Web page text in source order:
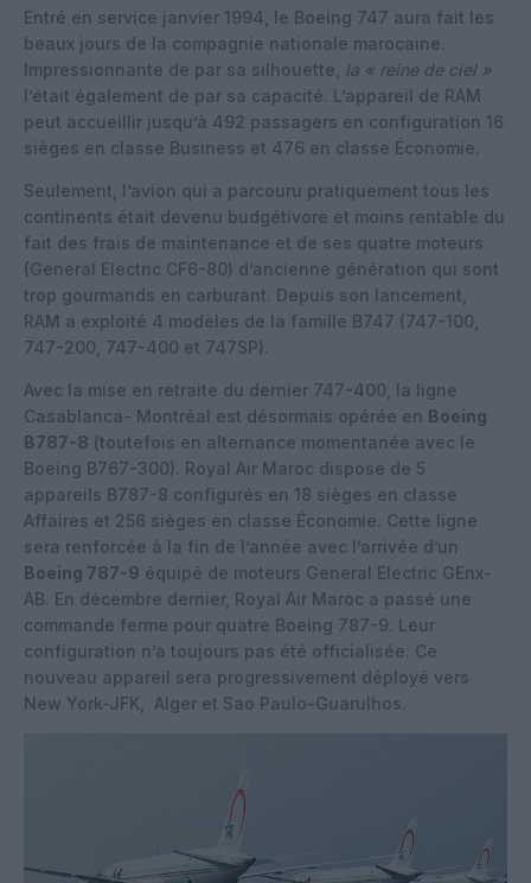
Entré en service janvier 1994, le Boeing 747 aura fait les
beaux jours de la compagnie nationale marocaine.
Impressionnante de par sa silhouette,
la « reine de ciel »
l’était également de par sa capacité. L’appareil de RAM
peut accueillir jusqu’à 492 passagers en configuration 16
sièges en classe Business et 476 en classe Économie.
Seulement, l’avion qui a parcouru pratiquement tous les
continents était devenu budgétivore et moins rentable du
fait des frais de maintenance et de ses quatre moteurs
(General Electric CF6-80) d’ancienne génération qui sont
trop gourmands en carburant. Depuis son lancement,
RAM a exploité 4 modèles de la famille B747 (747-100,
747-200, 747-400 et 747SP).
Avec la mise en retraite du dernier 747-400, la ligne
Casablanca- Montréal est désormais opérée en Boeing
B787-8 (toutefois en alternance momentanée avec le
Boeing B767-300). Royal Air Maroc dispose de 5
appareils B787-8 configurés en 18 sièges en classe
Affaires et 256 sièges en classe Économie. Cette ligne
sera renforcée à la fin de l’année avec l’arrivée d’un
Boeing 787-9 équipé de moteurs General Electric GEnx-
AB. En décembre dernier, Royal Air Maroc a passé une
commande ferme pour quatre Boeing 787-9. Leur
configuration n’a toujours pas été officialisée. Ce
nouveau appareil sera progressivement déployé vers
New York-JFK, Alger et Sao Paulo-Guarulhos.